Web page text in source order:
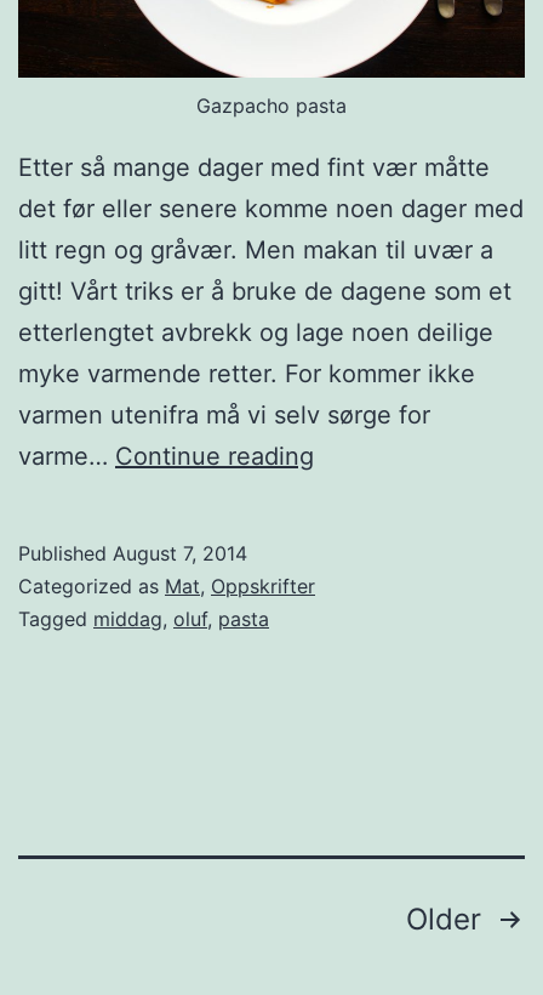
t
n
Gazpacho pasta
Etter så mange dager med fint vær måtte
det før eller senere komme noen dager med
litt regn og gråvær. Men makan til uvær a
gitt! Vårt triks er å bruke de dagene som et
etterlengtet avbrekk og lage noen deilige
myke varmende retter. For kommer ikke
varmen utenifra må vi selv sørge for
varme… Continue reading
p
s
Published August 7, 2014
Categorized as Mat, Oppskrifter
Tagged middag, oluf, pasta
Older